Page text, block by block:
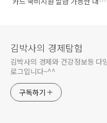
김박사의 경제탐험
김박사의 경제와 건강정보등 다
로그입니다~^^
구독하기